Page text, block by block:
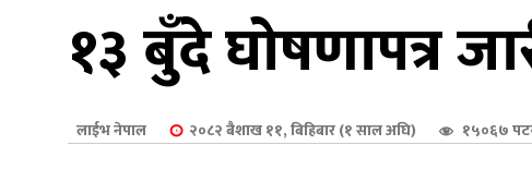
१३ बुँदे घोषणापत्र
लाईभ नेपाल २०८२ बैशाख ११, बिहिबार (१ साल अघि) १५०६७